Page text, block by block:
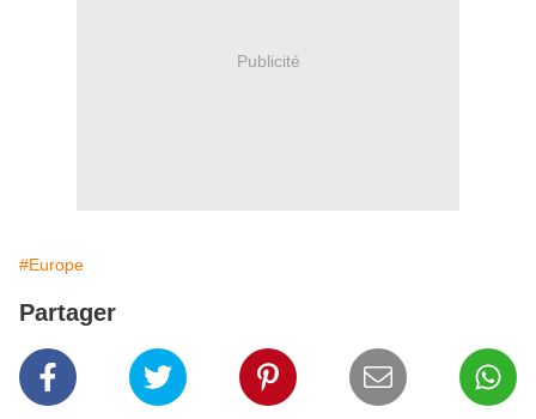
Publicité
#Europe
Partager